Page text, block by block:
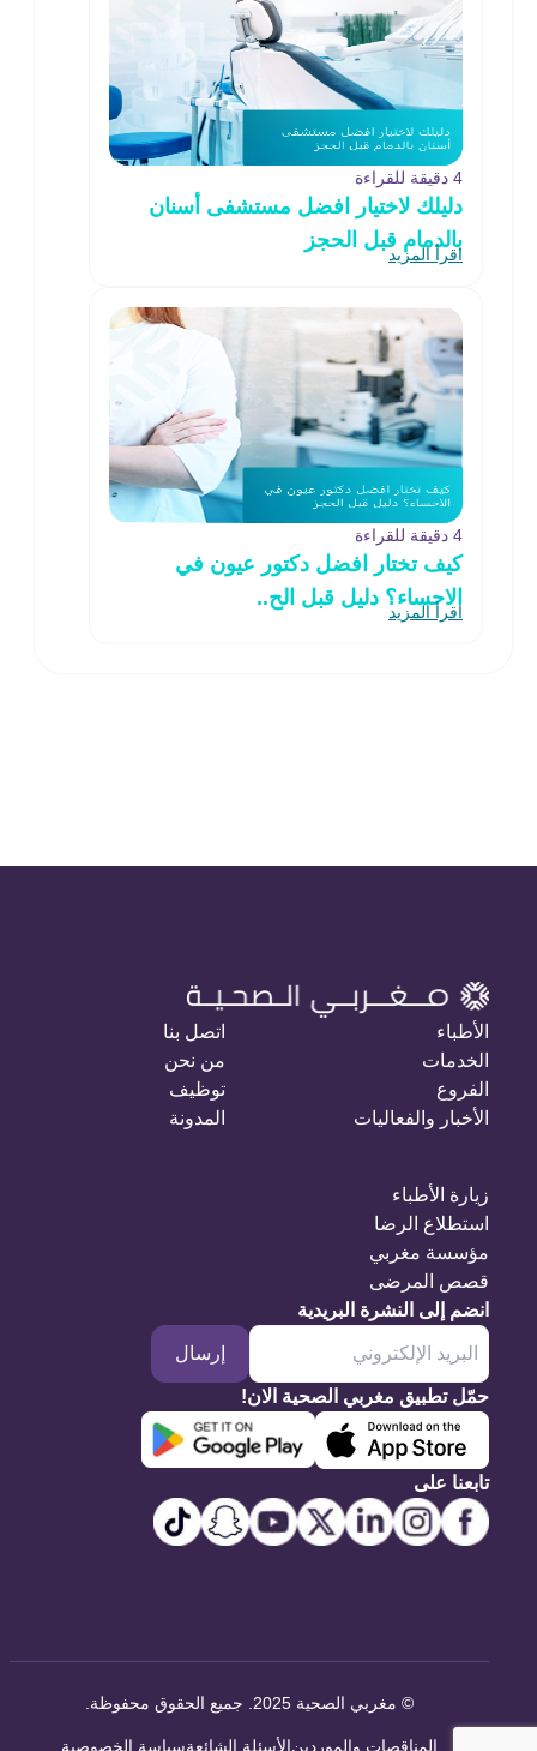
4 دقيقة للقراءة
دليلك لاختيار افضل مستشفى أسنان
بالدمام قبل الحجز
اقرأ المزيد
4 دقيقة للقراءة
كيف تختار افضل دكتور عيون في
الاحساء؟ دليل قبل الح..
اقرأ المزيد
الأطباء
الخدمات
الفروع
الأخبار والفعاليات
اتصل بنا
من نحن
توظيف
المدونة
زيارة الأطباء
استطلاع الرضا
مؤسسة مغربي
قصص المرضى
انضم إلى النشرة البريدية
إرسال
حمّل تطبيق مغربي الصحية الان!
تابعنا على
© مغربي الصحية 2025. جميع الحقوق محفوظة
المناقصات والموردينالأسئلة الشائعةسياسة الخصوصية